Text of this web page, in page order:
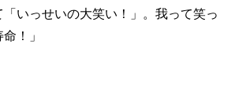
「いっせいの大笑い！」。我って笑っ
！」